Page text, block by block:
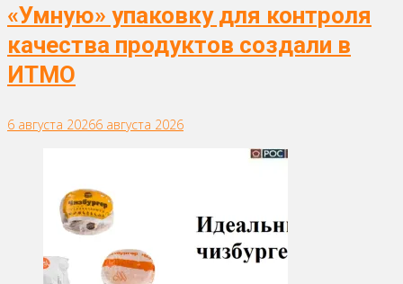
«Умную» упаковку для контроля
качества продуктов создали в
ИТМО
6 августа 20266 августа 2026